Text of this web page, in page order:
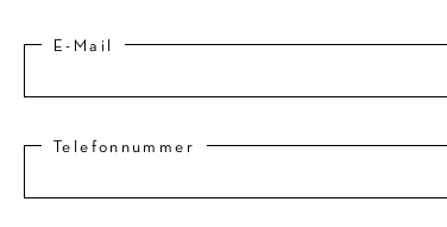
E-Mail
Telefonnummer